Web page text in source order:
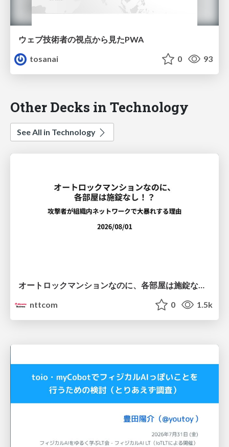
ウェブ技術者の視点から見たPWA
tosanai
0 93
Other Decks in Technology
See All in Technology
nttcom
0 1.5k